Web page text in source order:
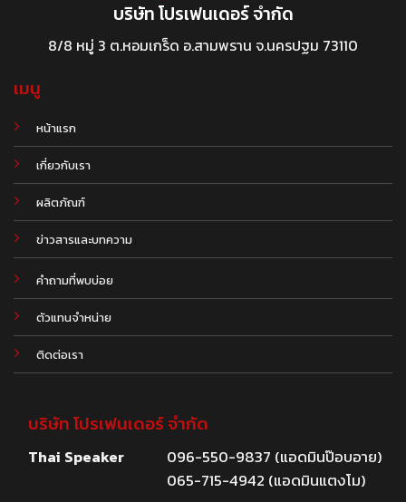
บริษัท โปรเฟนเดอร์ จำกัด
8/8 หมู่ 3 ต.หอมเกร็ด อ.สามพราน จ.นครปฐม 73110
เมนู
หน้าแรก
เกี่ยวกับเรา
ผลิตภัณฑ์
ข่าวสารและบทความ
.
คำถามที่พบบ่อย
ตัวแทนจำหน่าย
ติดต่อเรา
บริษัท โปรเฟนเดอร์ จำกัด
Thai Speaker
096-550-9837 (แอดมินป๊อบอาย)
065-715-4942 (แอดมินแตงโม)